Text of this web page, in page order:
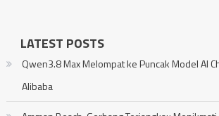
LATEST POSTS
Qwen3.8 Max Melompat ke Puncak Model AI
Alibaba